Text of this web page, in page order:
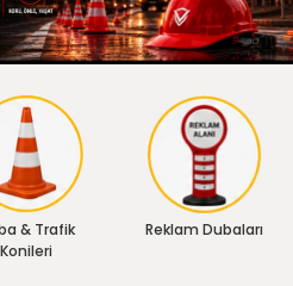
& Trafik
Konileri
Reklam Dubaları